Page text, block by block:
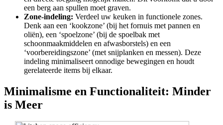
een berg aan spullen moet graven.
Zone-indeling: Verdeel uw keuken in functionele zones.
Denk aan een ‘kookzone’ (bij het fornuis met pannen en
oliën), een ‘spoelzone’ (bij de spoelbak met
schoonmaakmiddelen en afwasborstels) en een
‘voorbereidingszone’ (met snijplanken en messen). Deze
indeling minimaliseert onnodige bewegingen en houdt
gerelateerde items bij elkaar.
Minimalisme en Functionaliteit: Minder
is Meer